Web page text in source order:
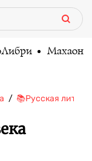
Махаон
📚Русская